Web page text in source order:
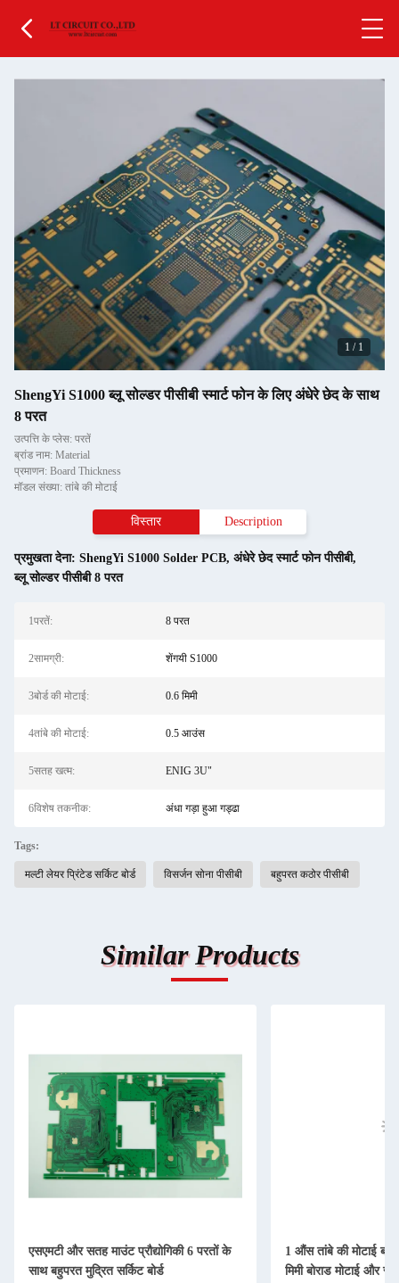
1 / 1
ShengYi S1000 ब्लू सोल्डर पीसीबी स्मार्ट फोन के लिए अंधेरे छेद के साथ
8 परत
उत्पत्ति के प्लेस: परतें
ब्रांड नाम: Material
प्रमाणन: Board Thickness
मॉडल संख्या: तांबे की मोटाई
विस्तार Description
प्रमुखता देना: ShengYi S1000 Solder PCB, अंधेरे छेद स्मार्ट फोन पीसीबी,
ब्लू सोल्डर पीसीबी 8 परत
1परतें: 8 परत
2सामग्री: शेंगयी S1000
3बोर्ड की मोटाई: 0.6 मिमी
4तांबे की मोटाई: 0.5 आउंस
5सतह खत्म: ENIG 3U"
6विशेष तकनीक: अंधा गड़ा हुआ गड्ढा
Tags:
मल्टी लेयर प्रिंटेड सर्किट बोर्ड विसर्जन सोना पीसीबी बहुपरत कठोर पीसीबी
Similar Products
एसएमटी और सतह माउंट प्रौद्योगिकी 6 परतों के
साथ बहुपरत मुद्रित सर्किट बोर्ड
1 औंस तांबे की मोटाई
मिमी बोराड मोटाई और